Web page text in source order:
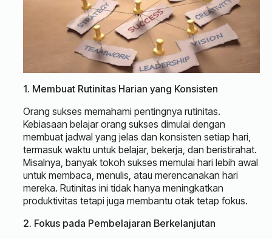
1. Membuat Rutinitas Harian yang Konsisten
Orang sukses memahami pentingnya rutinitas.
Kebiasaan belajar orang sukses dimulai dengan
membuat jadwal yang jelas dan konsisten setiap hari,
termasuk waktu untuk belajar, bekerja, dan beristirahat.
Misalnya, banyak tokoh sukses memulai hari lebih awal
untuk membaca, menulis, atau merencanakan hari
mereka. Rutinitas ini tidak hanya meningkatkan
produktivitas tetapi juga membantu otak tetap fokus.
2. Fokus pada Pembelajaran Berkelanjutan